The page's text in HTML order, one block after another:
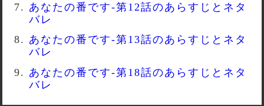
あなたの番です-第12話のあらすじとネタ
バレ
あなたの番です-第13話のあらすじとネタ
バレ
あなたの番です-第18話のあらすじとネタ
バレ